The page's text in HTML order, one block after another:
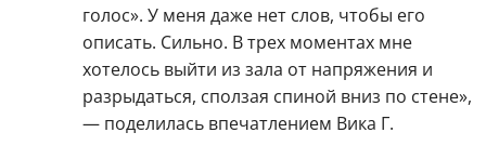
голос». У меня даже нет слов, чтобы его
описать. Сильно. В трех моментах мне
хотелось выйти из зала от напряжения и
разрыдаться, сползая спиной вниз по стене»,
— поделилась впечатлением Вика Г.